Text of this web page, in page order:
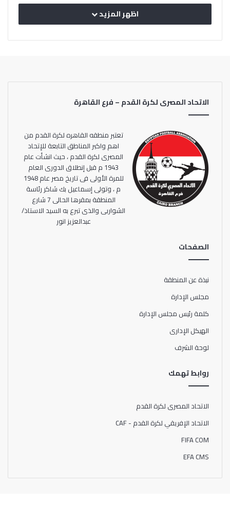
وتعادل في 3 مواجهات أمام «وادي دجلة – البنك الأهلي –
بيراميدز» وتلقى هزيمة واحدة أمام سموحة.
لاعبوه في زيارة شباك المنافسين خلال13 مباراة في 26 مناسبة،
موقف إنبي في الدوري
فيما يدخل إنبي مواجهة اليوم وفي رصيده 24 نقطة جمعها من
17 مباراة بعدما حقق الفوز في 6 مباريات، وتعادل في 6
مباريات، وخسر في 5 وسجل لاعبوه19 هدفا واستقبلت
شباكه18هدفا.
استعدادا لمواجهة الليلة، وجاءت قائمة الأهلي كالتالي:
محمد الشناوي وأحمد رمضان بيكهام ورامي ربيعة ومحمود
عبدالمنعم كهربا ومروان محسن ومحمد شريف ووليد سليمان،
وحسين الشحات وأليو ديانج وعلي لطفي وعمرو السولية، وصلاح
محسن ومحمد مجدي أفشة وسعد سمير وناصر ماهر، وأكرم
توفيق وطاهر محمد ووالتر بواليا ومصطفى شوبير، ومحمد
حسام وأحمد نبيل.
اظهر المزيد
الاتحاد المصرى لكرة القدم – فرع القاهرة
تعتبر منطقه القاهره لكرة القدم من
اهم واكبر المناطق التابعة للإتحاد
المصرى لكرة القدم ، حيث انشأت عام
1943 م قبل إنطلاق الدورى العام
للمرة الأولى فى تاريخ مصر عام 1948
م ، وتولى إسماعيل بك شاكر رئاسة
المنطقة بمقرها الحالى 7 شارع
الشواربى والذى تبرع به السيد الاستاذ/
عبدالعزيز انور
الصفحات
نبذة عن المنطقة
مجلس الإدارة
كلمة رئيس مجلس الإدارة
الهيكل الإدارى
لوحة الشرف
روابط تهمك
الاتحاد المصرى لكرة القدم
الاتحاد الإفريقي لكرة القدم - CAF
FIFA COM
EFA CMS